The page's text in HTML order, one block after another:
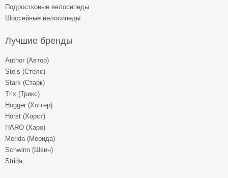
Подростковые велосипеды
Шоссейные велосипеды
Лучшие бренды
Author (Автор)
Stels (Стелс)
Stark (Старк)
Trix (Трикс)
Hogger (Хоггер)
Horst (Хорст)
HARO (Харо)
Merida (Мерида)
Schwinn (Швин)
Strida